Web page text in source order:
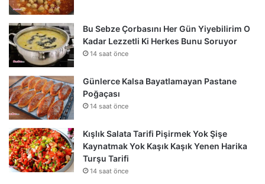
Bu Sebze Çorbasını Her Gün Yiyebilirim O
Kadar Lezzetli Ki Herkes Bunu Soruyor
14 saat önce
Günlerce Kalsa Bayatlamayan Pastane
Poğaçası
14 saat önce
Kışlık Salata Tarifi Pişirmek Yok Şişe
Kaynatmak Yok Kaşık Kaşık Yenen Harika
Turşu Tarifi
14 saat önce